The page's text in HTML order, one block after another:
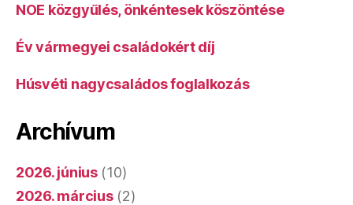
NOE közgyűlés, önkéntesek köszöntése
Év vármegyei családokért díj
Húsvéti nagycsaládos foglalkozás
Archívum
2026. június(10)
2026. március(2)